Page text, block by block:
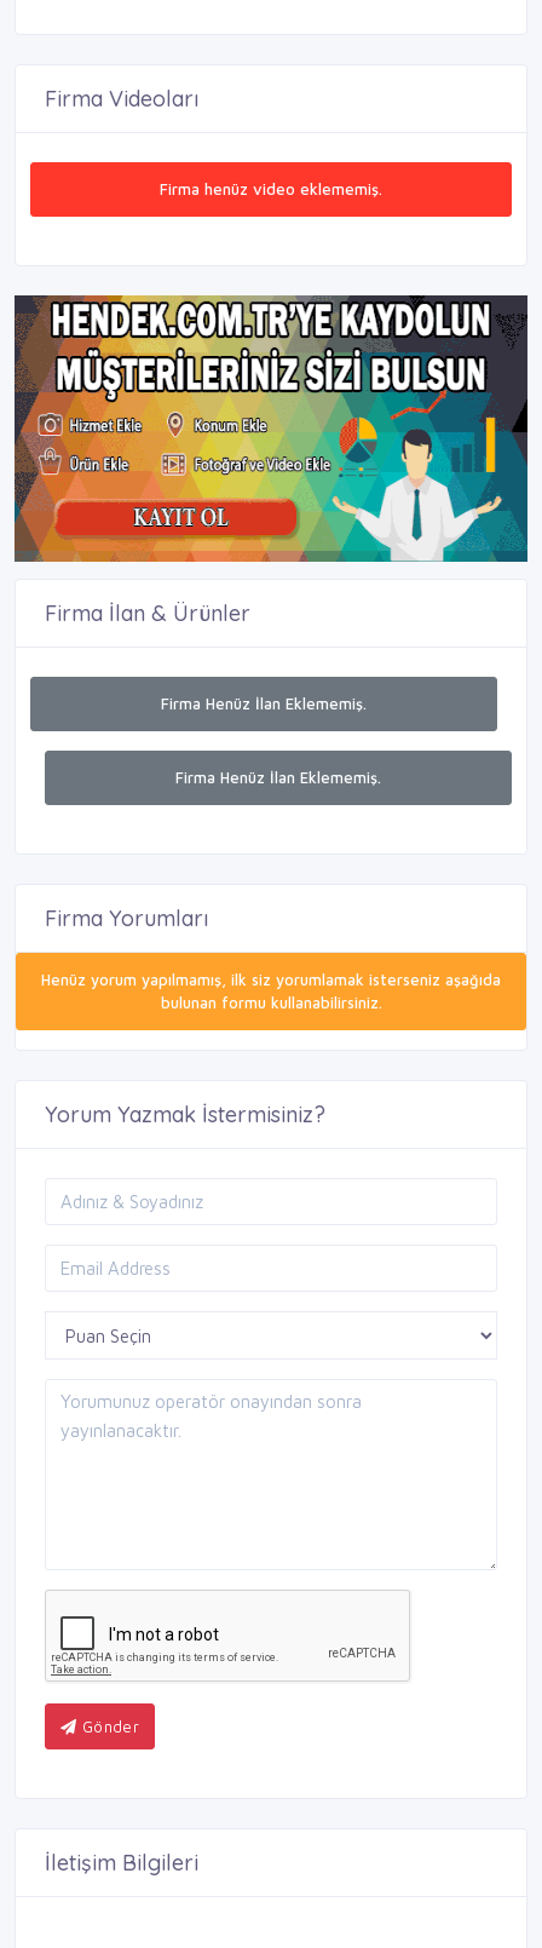
Firma Videoları
Firma henüz video eklememiş.
Firma İlan & Ürünler
Firma Henüz İlan Eklememiş.
Firma Henüz İlan Eklememiş.
Firma Yorumları
Henüz yorum yapılmamış, ilk siz yorumlamak isterseniz aşağıda
bulunan formu kullanabilirsiniz.
Yorum Yazmak İstermisiniz?
Gönder
İletişim Bilgileri